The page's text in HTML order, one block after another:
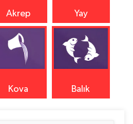
Akrep Yay
Kova Balık